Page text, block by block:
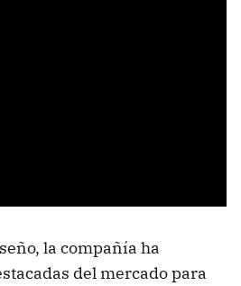
la compañía ha
del mercado para